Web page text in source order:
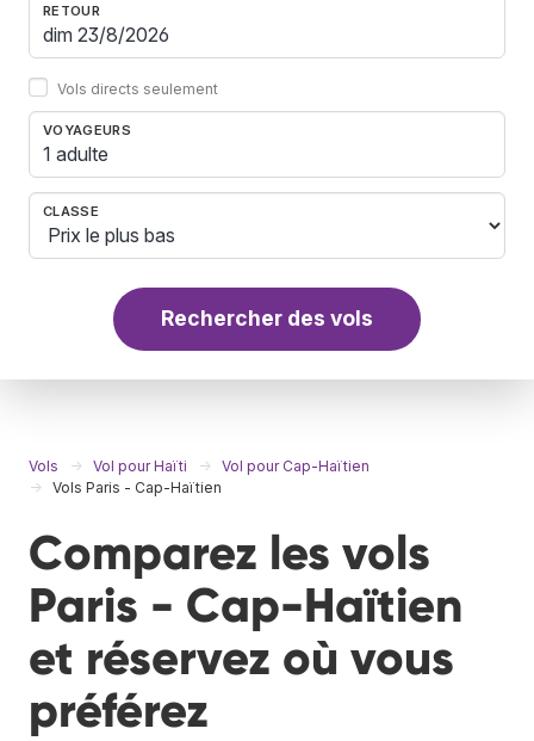
RETOUR
Vols directs seulement
VOYAGEURS
1 adulte
CLASSE
Rechercher des vols
Vols Vol pour Haïti
Vol pour Cap-Haïtien
Vols Paris - Cap-Haïtien
Comparez les vols
Paris - Cap-Haïtien
et réservez où vous
préférez